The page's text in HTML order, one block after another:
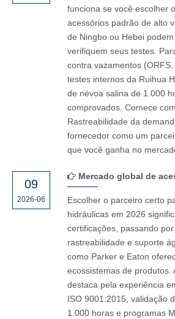
funciona se você escolher
acessórios padrão de alto
de Ningbo ou Hebei
verifiquem seus testes.
contra vazamentos
testes internos da Ruihua
de névoa salina de 1.000
comprovados. Comece
Rastreabilidade da
fornecedor como um
que você ganha no
09
2026-06
Mercado global de acessórios hidráulicos:
Escolher o parceiro certo
hidráulicas em 2026
certificações, passando
rastreabilidade e suporte
como Parker e Eaton
ecossistemas de produtos.
destaca pela experiência
ISO 9001:2015, validação
1.000 horas e programas